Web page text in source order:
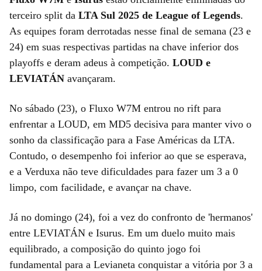
terceiro split da LTA Sul 2025 de League of Legends.
As equipes foram derrotadas nesse final de semana (23 e
24) em suas respectivas partidas na chave inferior dos
playoffs e deram adeus à competição. LOUD e
LEVIATÁN avançaram.
No sábado (23), o Fluxo W7M entrou no rift para
enfrentar a LOUD, em MD5 decisiva para manter vivo o
sonho da classificação para a Fase Américas da LTA.
Contudo, o desempenho foi inferior ao que se esperava,
e a Verduxa não teve dificuldades para fazer um 3 a 0
limpo, com facilidade, e avançar na chave.
Já no domingo (24), foi a vez do confronto de 'hermanos'
entre LEVIATÁN e Isurus. Em um duelo muito mais
equilibrado, a composição do quinto jogo foi
fundamental para a Levianeta conquistar a vitória por 3 a